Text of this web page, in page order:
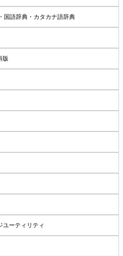
国語辞典・カタカナ語辞典
版
ユーティリティ